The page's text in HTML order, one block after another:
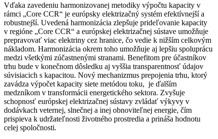
Vďaka zavedeniu harmonizovanej metodiky výpočtu kapacity v
rámci „Core CCR“ je európsky elektrizačný systém efektívnejší a
robustnejší. Uvedená harmonizácia zlepšuje prideľovanie kapacity
v regióne „Core CCR“ a európskej elektrizačnej sústave umožňuje
prepravovať viac elektriny cez hranice, čo vedie k nižším celkovým
nákladom. Harmonizácia okrem toho umožňuje aj lepšiu spoluprácu
medzi všetkými zúčastnenými stranami. Benefitom pre účastníkov
trhu bude v konečnom dôsledku aj vyššia transparentnosť údajov
súvisiacich s kapacitou. Nový mechanizmus prepojenia trhu, ktorý
zavádza výpočet kapacity siete metódou toku, je ďalším
medzníkom v transformácii energetického sektora. Zvyšuje
schopnosť európskej elektrizačnej sústavy zvládať výkyvy v
dodávkach veternej, slnečnej a inej obnoviteľnej energie, čím
prispieva k udržateľnosti životného prostredia a prináša hodnotu
celej spoločnosti.